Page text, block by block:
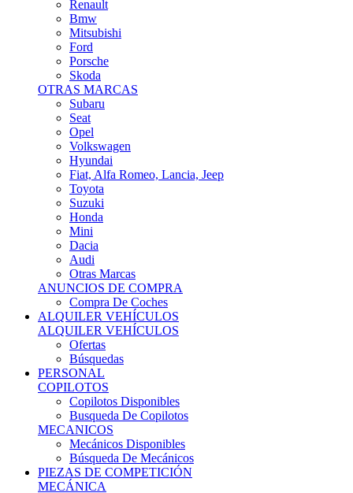
Renault
Bmw
Mitsubishi
Ford
Porsche
Skoda
OTRAS MARCAS
Subaru
Seat
Opel
Volkswagen
Hyundai
Fiat, Alfa Romeo, Lancia, Jeep
Toyota
Suzuki
Honda
Mini
Dacia
Audi
Otras Marcas
ANUNCIOS DE COMPRA
Compra De Coches
ALQUILER VEHÍCULOS
ALQUILER VEHÍCULOS
Ofertas
Búsquedas
PERSONAL
COPILOTOS
Copilotos Disponibles
Busqueda De Copilotos
MECANICOS
Mecánicos Disponibles
Búsqueda De Mecánicos
PIEZAS DE COMPETICIÓN
MECÁNICA